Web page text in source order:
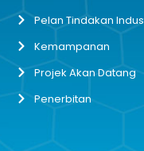
Pelan Tindakan
Kemampanan
Projek Akan Datang
Penerbitan